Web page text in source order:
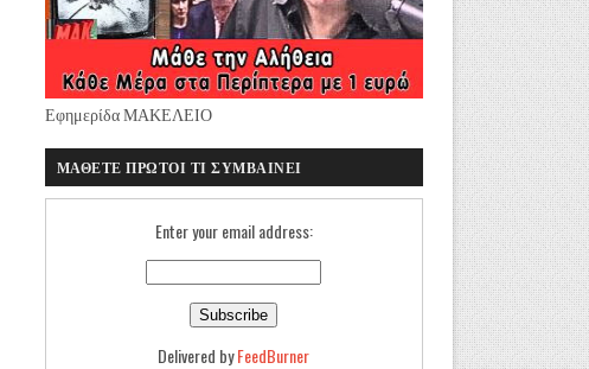
Εφημερίδα ΜΑΚΕΛΕΙΟ
ΜΑΘΕΤΕ ΠΡΩΤΟΙ ΤΙ ΣΥΜΒΑΙΝΕΙ
Enter your email address:
Delivered byFeedBurner